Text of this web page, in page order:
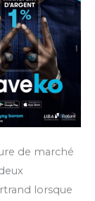
de marché
lorsque